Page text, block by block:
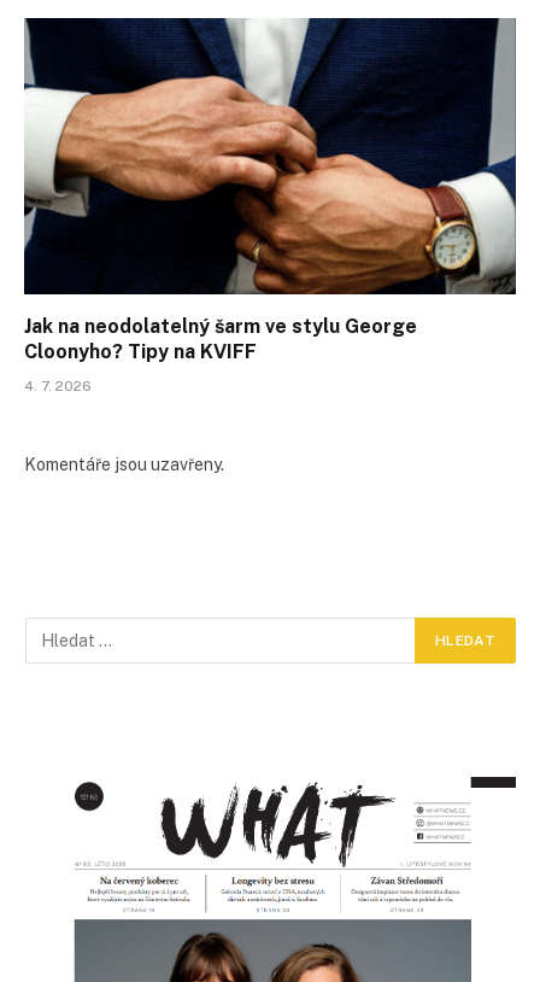
Jak na neodolatelný šarm ve stylu George
Cloonyho? Tipy na KVIFF
4. 7. 2026
Komentáře jsou uzavřeny.